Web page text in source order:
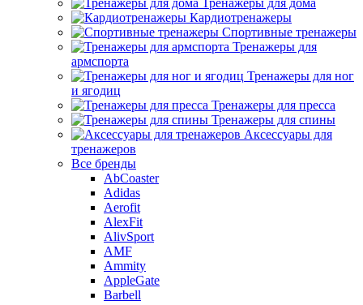
Тренажеры для дома
Кардиотренажеры
Спортивные тренажеры
Тренажеры для
армспорта
Тренажеры для ног
и ягодиц
Тренажеры для пресса
Тренажеры для спины
Аксессуары для
тренажеров
Все бренды
AbCoaster
Adidas
Aerofit
AlexFit
AlivSport
AMF
Ammity
AppleGate
Barbell